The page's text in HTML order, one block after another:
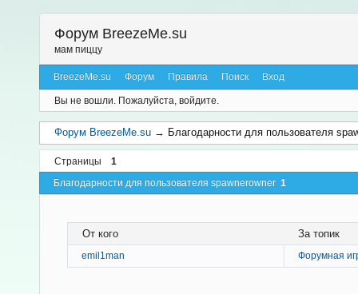
Форум BreezeMe.su
мам пиццу
BreezeMe.su Форум Правила Поиск Вход
Вы не вошли. Пожалуйста, войдите.
Форум BreezeMe.su → Благодарности для пользователя
Страницы
1
Благодарности для пользователя spawnerowner 1
От кого За топик
emil1man Форумная